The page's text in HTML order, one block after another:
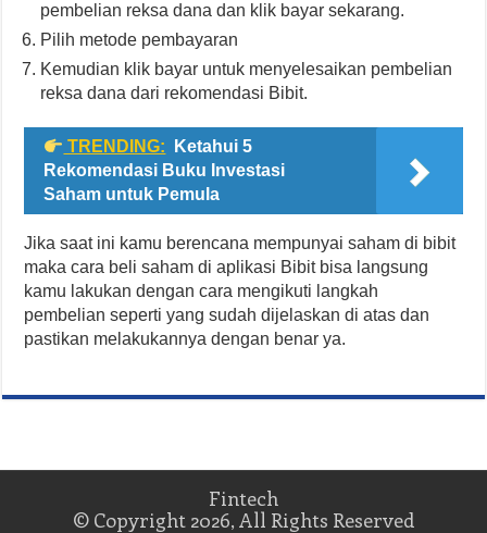
pembelian reksa dana dan klik bayar sekarang.
Pilih metode pembayaran
Kemudian klik bayar untuk menyelesaikan pembelian
reksa dana dari rekomendasi Bibit.
TRENDING:
Ketahui 5
Rekomendasi Buku Investasi
Saham untuk Pemula
Jika saat ini kamu berencana mempunyai saham di bibit
maka cara beli saham di aplikasi Bibit bisa langsung
kamu lakukan dengan cara mengikuti langkah
pembelian seperti yang sudah dijelaskan di atas dan
pastikan melakukannya dengan benar ya.
Fintech
© Copyright 2026, All Rights Reserved